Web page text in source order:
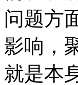
问题方
影响，
就是本